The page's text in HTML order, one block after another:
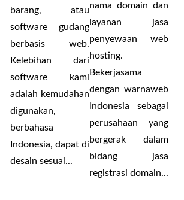
barang, atau
software gudang
berbasis web.
Kelebihan dari
software kami
adalah kemudahan
digunakan,
berbahasa
Indonesia, dapat di
desain sesuai...
nama domain dan
layanan jasa
penyewaan web
hosting.
Bekerjasama
dengan warnaweb
Indonesia sebagai
perusahaan yang
bergerak dalam
bidang jasa
registrasi domain...